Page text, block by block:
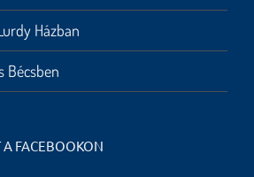
Házban
Bécsben
A FACEBOOKON